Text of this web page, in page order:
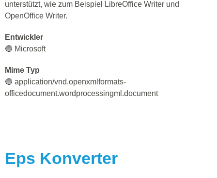
unterstützt, wie zum Beispiel LibreOffice Writer und
OpenOffice Writer.
Entwickler
🔵 Microsoft
Mime Typ
🔵 application/vnd.openxmlformats-
officedocument.wordprocessingml.document
Eps Konverter